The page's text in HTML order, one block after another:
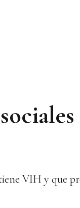
tiene VIH y que